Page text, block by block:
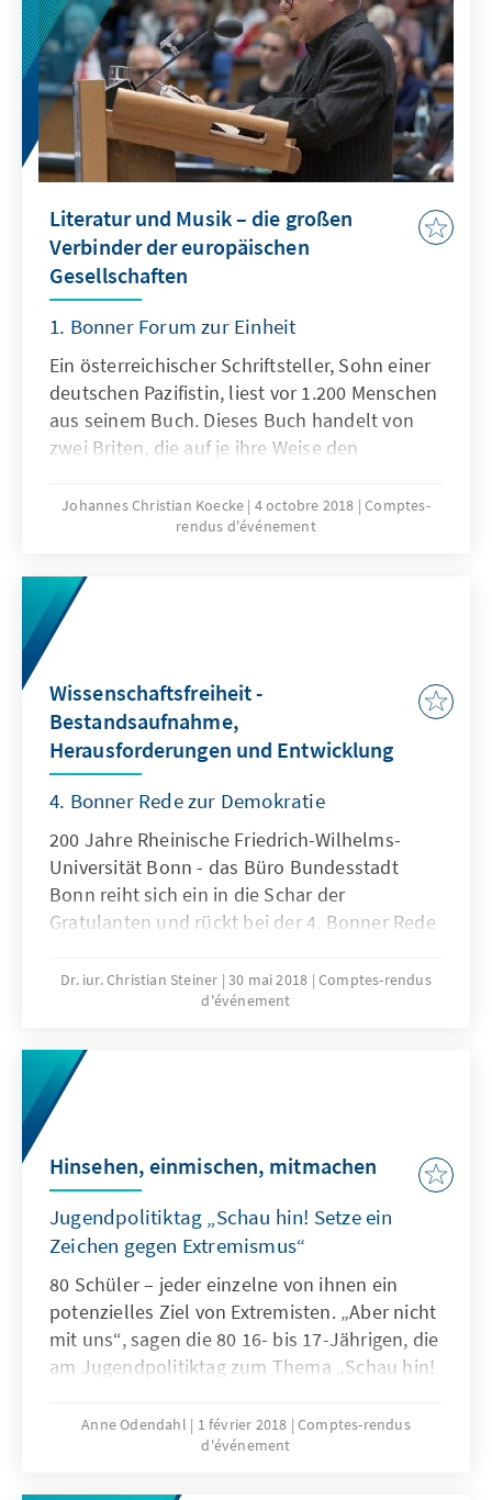
Literatur und Musik – die großen
Verbinder der europäischen
Gesellschaften
1. Bonner Forum zur Einheit
Ein österreichischer Schriftsteller, Sohn einer
deutschen Pazifistin, liest vor 1.200 Menschen
aus seinem Buch. Dieses Buch handelt von
zwei Briten, die auf je ihre Weise den
vernichtet haben.
Johannes Christian Koecke 4 octobre 2018 Comptes-
rendus d'événement
Wissenschaftsfreiheit -
Bestandsaufnahme,
Herausforderungen und Entwicklung
4. Bonner Rede zur Demokratie
200 Jahre Rheinische Friedrich-Wilhelms-
Universität Bonn - das Büro Bundesstadt
Bonn reiht sich ein in die Schar der
Gratulanten und rückt bei der 4. Bonner Rede
den Mittelpunkt.
Dr. iur. Christian Steiner 30 mai 2018 Comptes-rendus
d'événement
Hinsehen, einmischen, mitmachen
Jugendpolitiktag „Schau hin! Setze ein
Zeichen gegen Extremismus“
80 Schüler – jeder einzelne von ihnen ein
potenzielles Ziel von Extremisten. „Aber nicht
mit uns“, sagen die 80 16- bis 17-Jährigen, die
am Jugendpolitiktag zum Thema „Schau hin!
teilgenommen haben. Dabei gelten drei
Anne Odendahl 1 février 2018 Comptes-rendus
d'événement